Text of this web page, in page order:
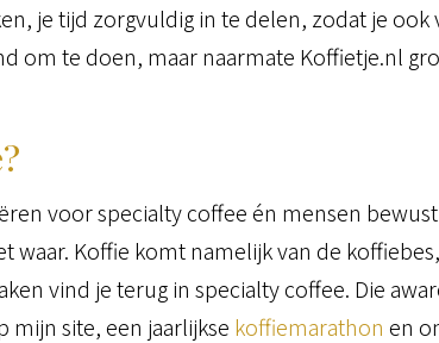
je tijd zorgvuldig in te delen, zodat je
om te doen, maar naarmate Koffietje.nl
voor specialty coffee én mensen
waar. Koffie komt namelijk van de
vind je terug in specialty coffee. Die
site, een jaarlijkse koffiemarathon en